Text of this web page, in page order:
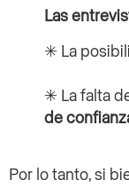
Las
✳ La
✳ La falta
de
Por lo tanto, si